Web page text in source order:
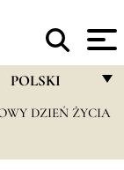
POLSKI
FRANÇAIS
DZIEŃ ŻYCIA